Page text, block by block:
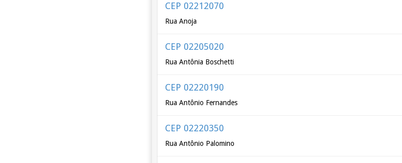
CEP 02212070
Rua Anoja
CEP 02205020
Rua Antônia Boschetti
CEP 02220190
Rua Antônio Fernandes
CEP 02220350
Rua Antônio Palomino